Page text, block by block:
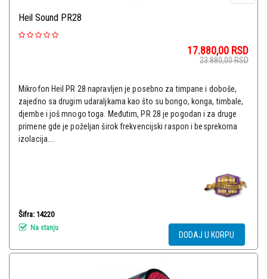
Heil Sound PR28
17.880,00 RSD
23.880,00RSD
Mikrofon Heil PR 28 napravljen je posebno za timpane i doboše,
zajedno sa drugim udaraljkama kao što su bongo, konga, timbale,
djembe i još mnogo toga. Međutim, PR 28 je pogodan i za druge
primene gde je poželjan širok frekvencijski raspon i besprekorna
izolacija....
Šifra: 14220
Na stanju
DODAJ U KORPU